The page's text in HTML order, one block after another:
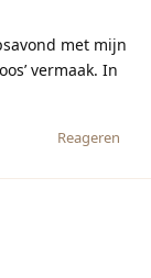
met mijn
vermaak. In
Reageren